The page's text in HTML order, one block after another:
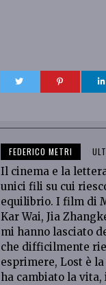
FEDERICO METRI
Il cinema e la
unici fili su cui
equilibrio. I film di
Kar Wai, Jia
mi hanno lasciato
che difficilmente
esprimere, Lost è
ha cambiato la vita,